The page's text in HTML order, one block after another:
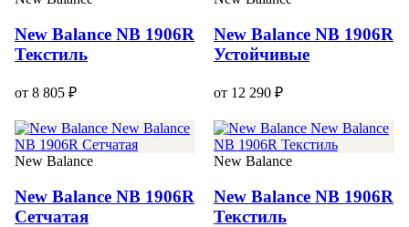
New Balance NB 1906R
Текстиль
от 8 805 ₽
New Balance NB 1906R
Устойчивые
от 12 290 ₽
New Balance
New Balance NB 1906R
Сетчатая
New Balance
New Balance NB 1906R
Текстиль